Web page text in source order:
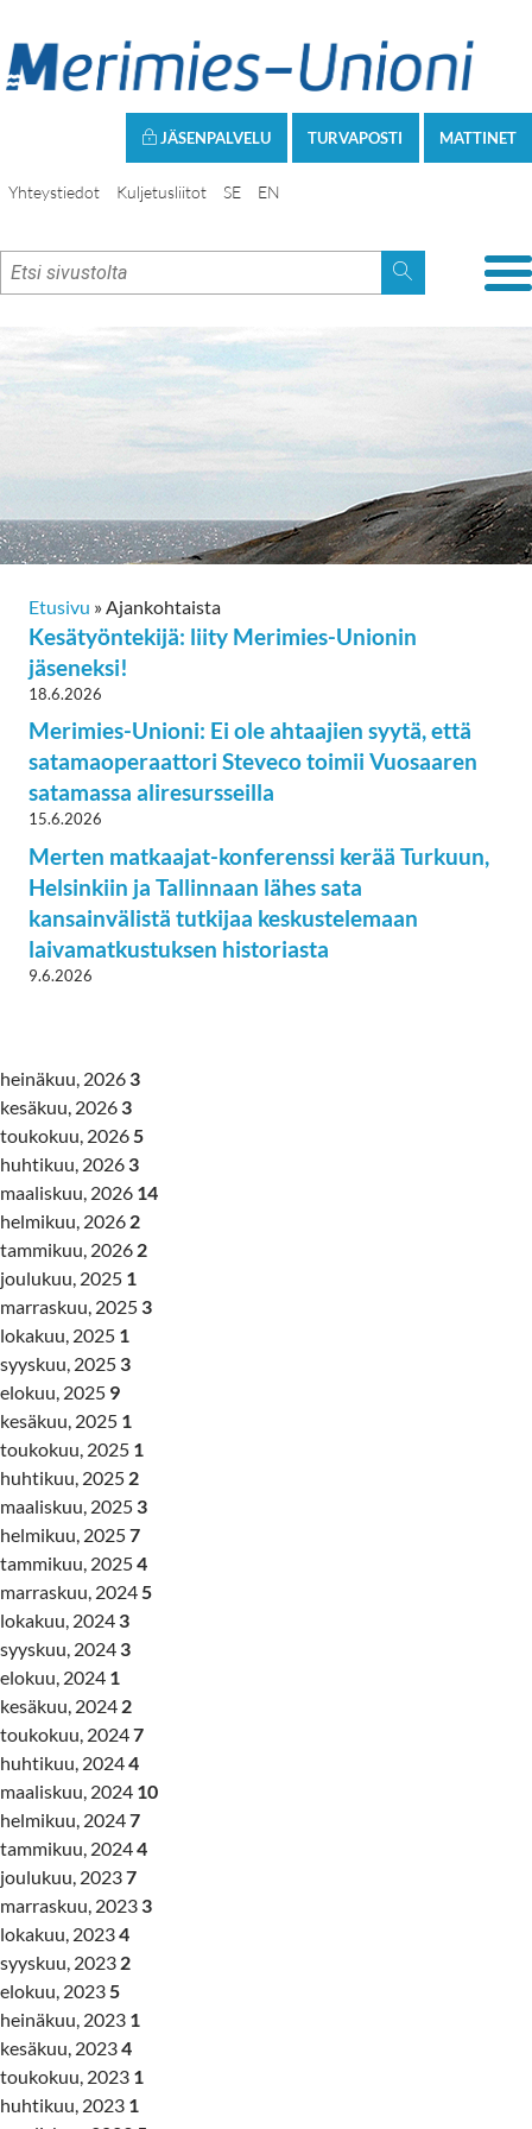
MATTINET
TURVAPOSTI
JÄSENPALVELU
Yhteystiedot Kuljetusliitot SE EN
Etusivu » Ajankohtaista
Kesätyöntekijä: liity Merimies-Unionin
jäseneksi!
18.6.2026
Merimies-Unioni: Ei ole ahtaajien syytä, että
satamaoperaattori Steveco toimii Vuosaaren
satamassa aliresursseilla
15.6.2026
Merten matkaajat-konferenssi kerää Turkuun,
Helsinkiin ja Tallinnaan lähes sata
kansainvälistä tutkijaa keskustelemaan
laivamatkustuksen historiasta
9.6.2026
heinäkuu, 2026 3
kesäkuu, 2026 3
toukokuu, 20265
huhtikuu, 2026 3
maaliskuu, 2026 14
helmikuu, 2026 2
tammikuu, 2026 2
joulukuu, 2025 1
marraskuu, 2025 3
lokakuu, 2025 1
syyskuu, 2025 3
elokuu, 2025 9
kesäkuu, 2025 1
toukokuu, 2025 1
huhtikuu, 2025 2
maaliskuu, 2025 3
helmikuu, 20257
tammikuu, 20254
marraskuu, 20245
lokakuu, 2024 3
syyskuu, 2024 3
elokuu, 2024 1
kesäkuu, 2024 2
toukokuu, 20247
huhtikuu, 20244
maaliskuu, 2024 10
helmikuu, 20247
tammikuu, 20244
joulukuu, 20237
marraskuu, 2023 3
lokakuu, 20234
syyskuu, 2023 2
elokuu, 20235
heinäkuu, 2023 1
kesäkuu, 20234
toukokuu, 2023 1
huhtikuu, 2023 1